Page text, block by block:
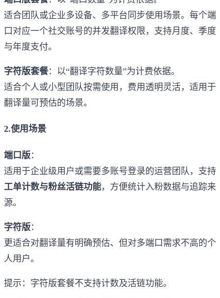
适合团队或企业多设备、多平台同步使用场景。每个端
口对应一个社交账号的并发翻译权限，支持月度、季度
与年度支付。
字符版套餐：以“翻译字符数量”为计费依据。
适合个人或小型团队按需使用，费用透明灵活，适用于
翻译量可预估的场景。
2.使用场景
端口版：
适用于企业级用户或需要多账号登录的运营团队，支持
工单计数与粉丝活链功能，方便统计入粉数据与追踪来
源。
字符版：
更适合对翻译量有明确预估、但对多端口需求不高的个
人用户。
提示：字符版套餐不支持计数及活链功能。